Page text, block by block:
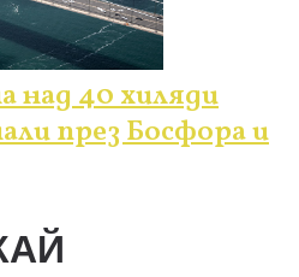
над 40 хиляди
през Босфора и